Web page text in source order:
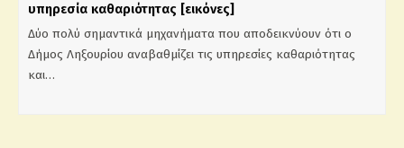
υπηρεσία καθαριότητας [εικόνες]
Δύο πολύ σημαντικά μηχανήματα που αποδεικνύουν ότι ο
Δήμος Ληξουρίου αναβαθμίζει τις υπηρεσίες καθαριότητας
και…